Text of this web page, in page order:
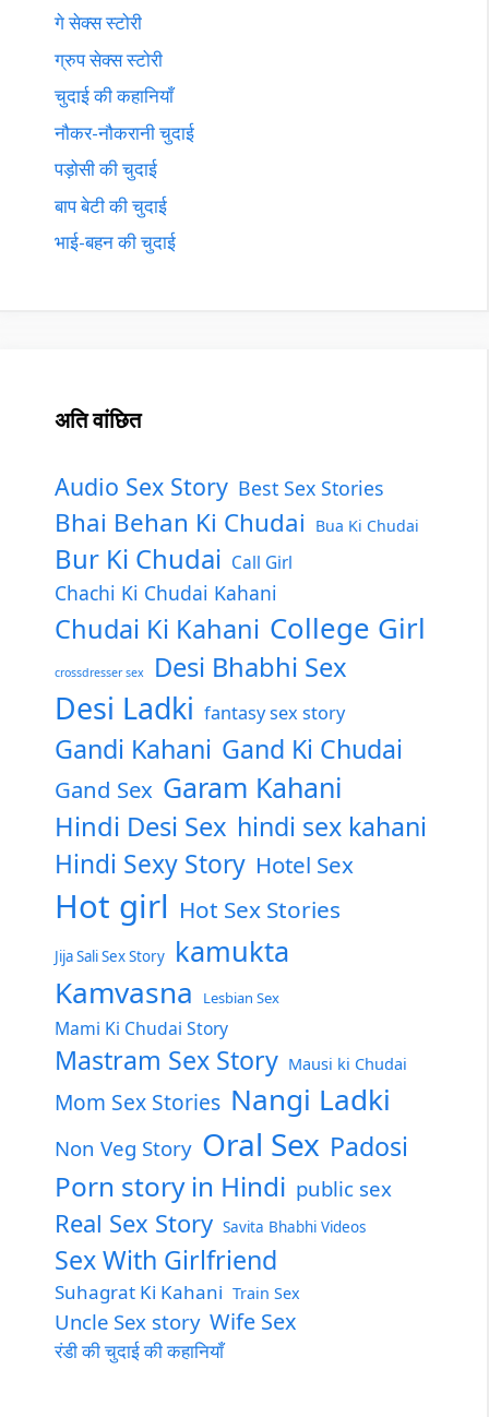
गे सेक्स स्टोरी
ग्रुप सेक्स स्टोरी
चुदाई की कहानियाँ
नौकर-नौकरानी चुदाई
पड़ोसी की चुदाई
बाप बेटी की चुदाई
भाई-बहन की चुदाई
अति वांछित
Audio Sex Story Best Sex Stories
Bhai Behan Ki Chudai Bua Ki Chudai
Bur Ki Chudai Call Girl
Chachi Ki Chudai Kahani
Chudai Ki Kahani College Girl
crossdresser sex Desi Bhabhi Sex
Desi Ladki fantasy sex story
Gandi Kahani Gand Ki Chudai
Gand Sex Garam Kahani
Hindi Desi Sex hindi sex kahani
Hindi Sexy Story Hotel Sex
Hot girl Hot Sex Stories
Jija Sali Sex Story kamukta
Kamvasna Lesbian Sex
Mami Ki Chudai Story
Mastram Sex Story Mausi ki Chudai
Mom Sex Stories Nangi Ladki
Non Veg Story Oral Sex Padosi
Porn story in Hindi public sex
Real Sex Story Savita Bhabhi Videos
Sex With Girlfriend
Suhagrat Ki Kahani Train Sex
Uncle Sex story Wife Sex
रंडी की चुदाई की कहानियाँ